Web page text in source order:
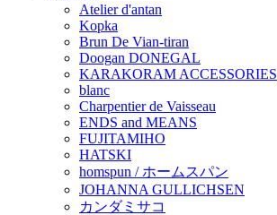
Atelier d'antan
Kopka
Brun De Vian-tiran
Doogan DONEGAL
KARAKORAM ACCESSORIES
blanc
Charpentier de Vaisseau
ENDS and MEANS
FUJITAMIHO
HATSKI
homspun / ホームスパン
JOHANNA GULLICHSEN
カンダミサコ